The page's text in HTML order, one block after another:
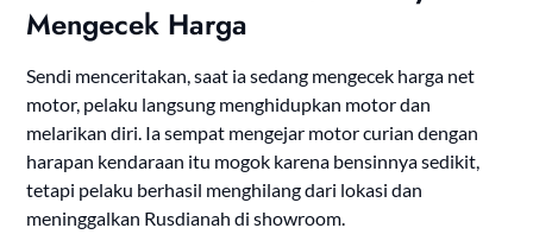
Mengecek Harga
Sendi menceritakan, saat ia sedang mengecek harga net
motor, pelaku langsung menghidupkan motor dan
melarikan diri. Ia sempat mengejar motor curian dengan
harapan kendaraan itu mogok karena bensinnya sedikit,
tetapi pelaku berhasil menghilang dari lokasi dan
meninggalkan Rusdianah di showroom.